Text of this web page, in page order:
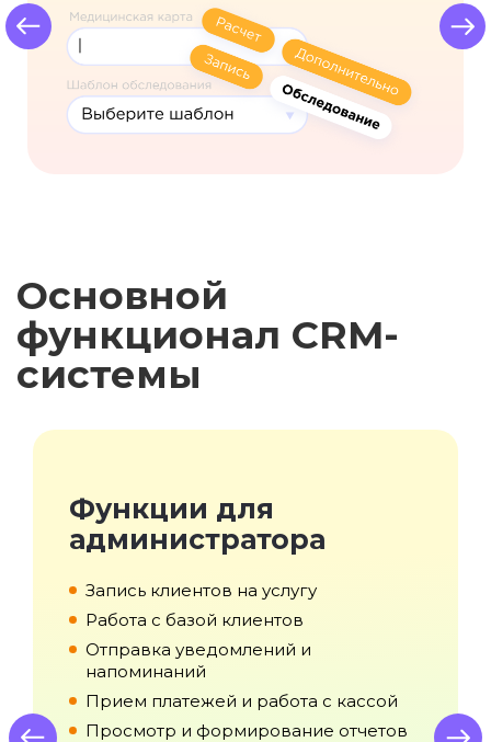
Previous
Основной
функционал CRM-
системы
Функции для
администратора
Запись клиентов на услугу
Работа с базой клиентов
Отправка уведомлений и
напоминаний
Прием платежей и работа с кассой
Просмотр и формирование отчетовNext